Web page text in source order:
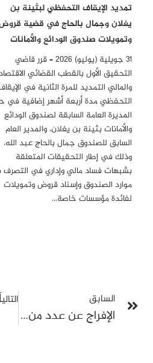
تمديد الإيقاف التحفظي لبثينة بن
يغلان وجمال بالحاج في قضية
وتمويلات صندوق الودائع والأمانات
31 جويلية (يوليو) 2026 – قرر قاضي
التحقيق الأول بالقطب القضائي
والمالي التمديد للمرة الثانية في
التحفظي مدة أربعة أشهر إضافية في
المديرة العامة السابقة لصندوق الودائع
والأمانات بثينة بن يغلان، والمدير العام
السابق للصندوق جمال بالحاج عبد الله،
وذلك في إطار التحقيقات المتعلقة
بشبهات فساد مالي وإداري في
موارد الصندوق وإسناد قروض وتمويلات
لفائدة مؤسسات خاصة…
السابق
الإفراج عن عدد من قيادات حركة النهضة بعد تخلي النيابة العمومية عن التتبّعات لغياب الأدلة
التالي